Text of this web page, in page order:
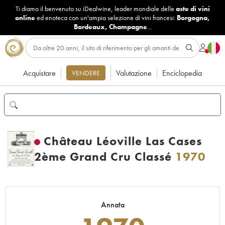
Ti diamo il benvenuto su iDealwine, leader mondiale delle aste di vini
onlineed enoteca con un'ampia selezione di vini francesi: Borgogna,
Bordeaux, Champagne...
Acquistare VENDERE Valutazione Enciclopedia
Château Léoville Las Cases
2ème Grand Cru Classé 1970
Annata